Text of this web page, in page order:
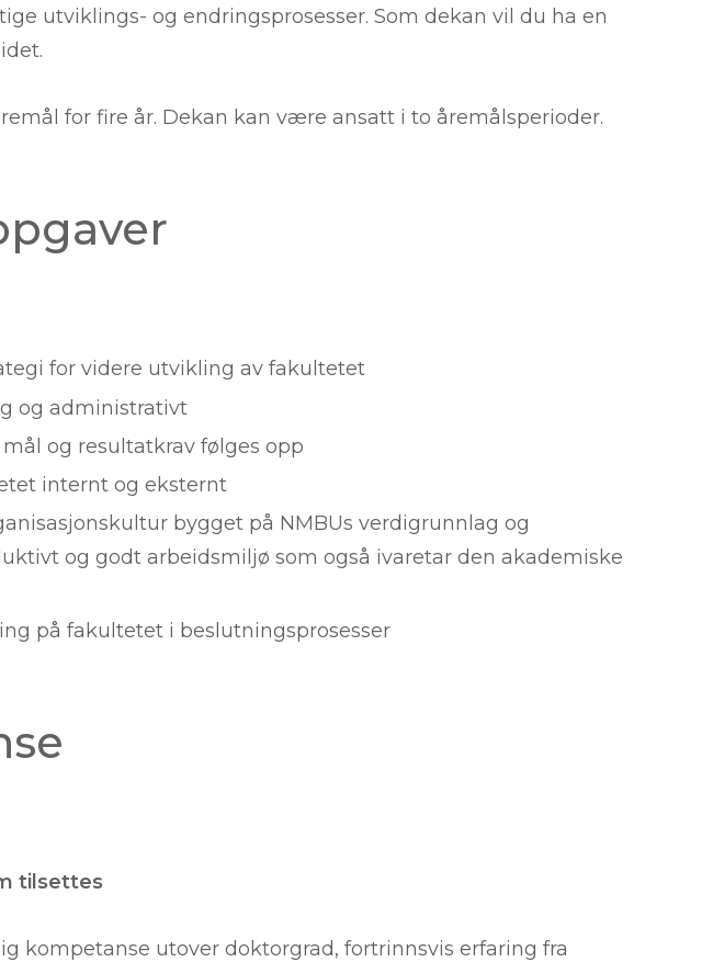
utviklings- og endringsprosesser. Som dekan vil du ha en
for fire år. Dekan kan være ansatt i to åremålsperioder.
for videre utvikling av fakultetet
og administrativt
og resultatkrav følges opp
internt og eksternt
bygget på NMBUs verdigrunnlag og
og godt arbeidsmiljø som også ivaretar den akademiske
på fakultetet i beslutningsprosesser
tilsettes
kompetanse utover doktorgrad, fortrinnsvis erfaring fra